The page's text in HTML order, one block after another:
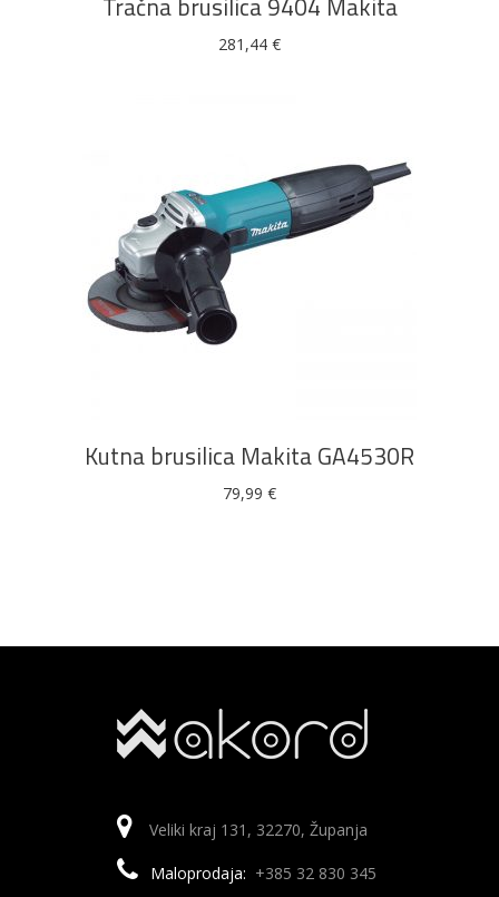
281,44 €
DODAJ U KOŠARICU
Kutna brusilica Makita GA4530R
79,99 €
Veliki kraj 131, 32270, Županja
Maloprodaja: +385 32 830 345